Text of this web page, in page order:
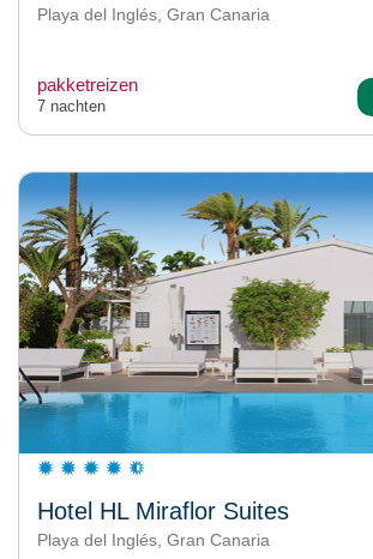
Playa del Inglés, Gran Canaria
pakketreizen
7 nachten
Hotel HL Miraflor Suites
Playa del Inglés, Gran Canaria